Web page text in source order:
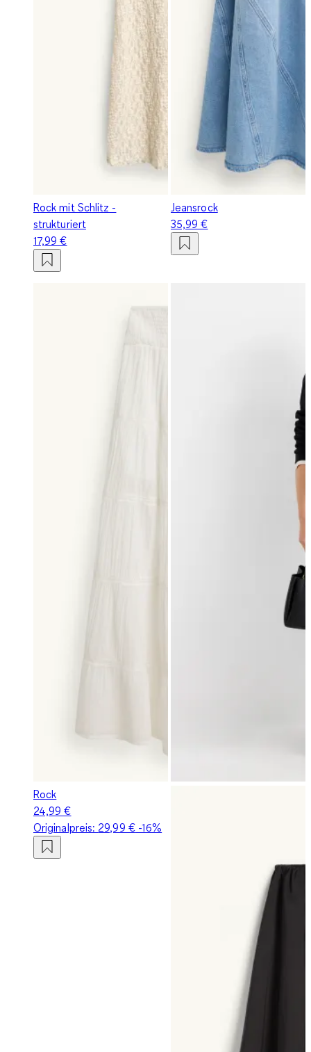
Rock mit Schlitz -
strukturiert
17,99 €
Jeansrock
35,99 €
Rock
24,99 €
Originalpreis: 29,99 €-16%